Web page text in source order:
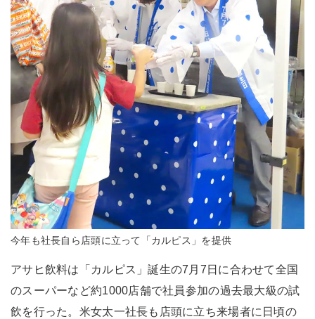
今年も社長自ら店頭に立って「カルピス」を提供
アサヒ飲料は「カルピス」誕生の7月7日に合わせて全国
のスーパーなど約1000店舗で社員参加の過去最大級の試
飲を行った。米女太一社長も店頭に立ち来場者に日頃の